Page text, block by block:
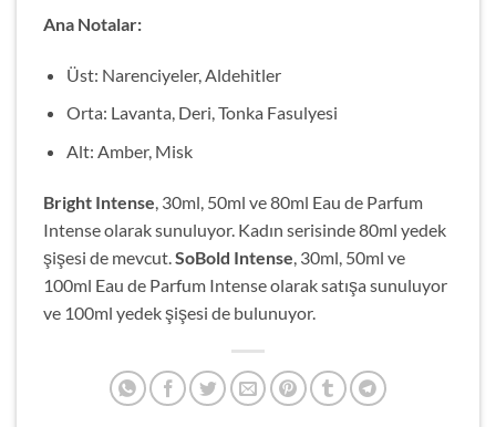
Ana Notalar:
Üst: Narenciyeler, Aldehitler
Orta: Lavanta, Deri, Tonka Fasulyesi
Alt: Amber, Misk
Bright Intense , 30ml, 50ml ve 80ml Eau de Parfum
Intense olarak sunuluyor. Kadın serisinde 80ml yedek
şişesi de mevcut. SoBold Intense , 30ml, 50ml ve
100ml Eau de Parfum Intense olarak satışa sunuluyor
ve 100ml yedek şişesi de bulunuyor.